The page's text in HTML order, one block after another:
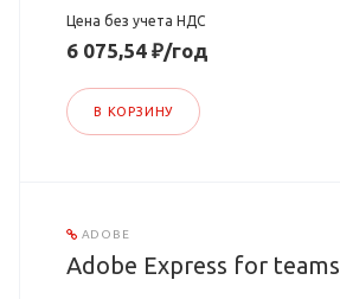
Цена без учета НДС
6 075,54 ₽/год
В КОРЗИНУ
ADOBE
Adobe Express for teams